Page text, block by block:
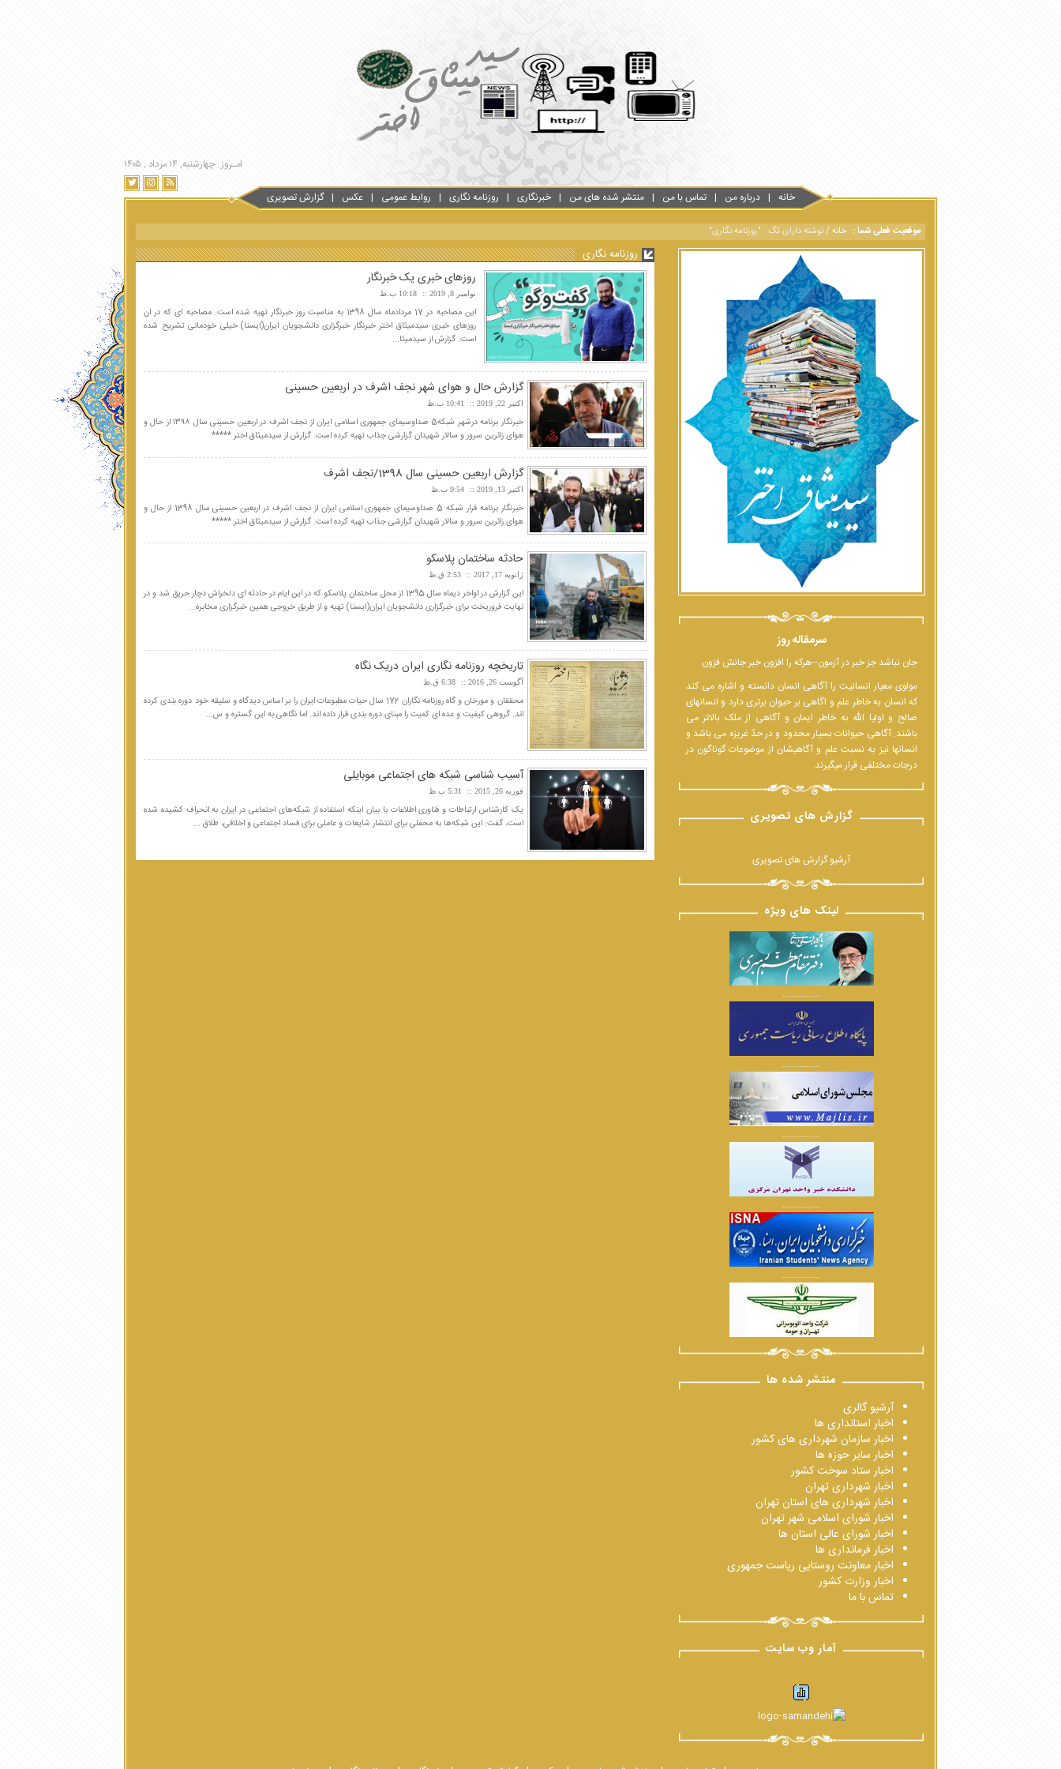
امـروز : چهارشنبه, ۱۴ مرداد , ۱۴۰۵
خانه درباره من تماس با من منتشر شده های من خبرنگاری روزنامه نگاری روابط عمومی عکس گزارش تصویری
موقعیت فعلی شما : خانه/نوشته دارای تگ : "روزنامه نگاری"
روزنامه نگاری
روزهای خبری یک خبرنگار
نوامبر 8, 2019 10:18 ب.ظ
این مصاحبه در 17 مردادماه سال 1398 به مناسبت روز خبرنگار تهیه شده است. مصاحبه ای که در ان
روزهای خبری سیدمیثاق اختر خبرنگار خبرگزاری دانشجویان ایران(ایسنا) خیلی خودمانی تشریح شده
است. گزارش از سیدمیثا...
گزارش حال و هوای شهر نجف اشرف در اربعین حسینی
اکتبر 22, 2019 10:41 ب.ظ
خبرنگار برنامه درشهر شبکه5 صداوسیمای جمهوری اسلامی ایران از نجف اشرف در اربعین حسینی سال ۱۳۹۸ از حال و
هوای زائرین سرور و سالار شهیدان گزارشی جذاب تهیه کرده است. گزارش از سیدمیثاق اختر *****
گزارش اربعین حسینی سال 1398/نجف اشرف
اکتبر 13, 2019 9:54 ب.ظ
خبرنگار برنامه قرار شبکه 5 صداوسیمای جمهوری اسلامی ایران از نجف اشرف در اربعین حسینی سال 1398 از حال و
هوای زائرین سرور و سالار شهیدان گزارشی جذاب تهیه کرده است. گزارش از سیدمیثاق اختر *****
حادثه ساختمان پلاسكو
ژانویه 17, 2017 2:53 ق.ظ
این گزارش در اواخر دیماه سال 1395 از محل ساختمان پلاسکو که در این ایام در حادثه ای دلخراش دچار حریق شد و در
نهایت فروریخت برای خبرگزاری دانشجویان ایران(ایسنا) تهیه و از طریق خروجی همین خبرگزاری مخابره...
تاریخچه روزنامه نگاری ایران دریک نگاه
آگوست 26, 2016 6:38 ق.ظ
محققان و مورخان و گاه روزنامه نگاران 172 سال حیات مطبوعات ایران را بر اساس دیدگاه و سلیقه خود دوره بندی کرده
اند. گروهی کیفیت و عده ای کمیت را مبنای دوره بندی قرار داده اند. اما نگاهی به این گستره و س...
آسیب شناسی شبکه های اجتماعی موبایلی
فوریه 26, 2015 5:31 ب.ظ
یک کارشناس ارتباطات و فناوری اطلاعات با بیان اینکه استفاده از شبکه‌های اجتماعی در ایران به انحراف کشیده شده
است، گفت: این شبکه‌‌ها به محفلی برای انتشار شایعات و عاملی برای فساد اجتماعی و اخلاقی، طلاق ...
سرمقاله روز
جان نباشد جز خبر در آزمون--هرکه را افزون خبر جانش فزون
مولوی معیار انسانیت را آگاهی انسان دانسته و اشاره می کند
که انسان به خاطر علم و اگاهی بر حیوان برتری دارد و انسانهای
صالح و اولیا الله به خاطر ایمان و آگاهی از ملک بالاتر می
باشند. آگاهی حیوانات بسیار محدود و در حدّ غریزه می باشد و
انسانها نیز به نسبت علم و آگاهیشان از موضوعات گوناگون در
درجات مختلفی قرار میگیرند.
گزارش های تصویری
آرشیو گزارش های تصویری
لینک های ویژه
................
................
................
................
................
منتشر شده ها
آرشیو گالری
اخبار استانداری ها
اخبار سازمان شهرداری های کشور
اخبار سایر حوزه ها
اخبار ستاد سوخت کشور
اخبار شهرداری تهران
اخبار شهرداری های استان تهران
اخبار شورای اسلامی شهر تهران
اخبار شورای عالی استان ها
اخبار فرمانداری ها
اخبار معاونت روستایی ریاست جمهوری
اخبار وزارت کشور
تماس با ما
آمار وب سایت